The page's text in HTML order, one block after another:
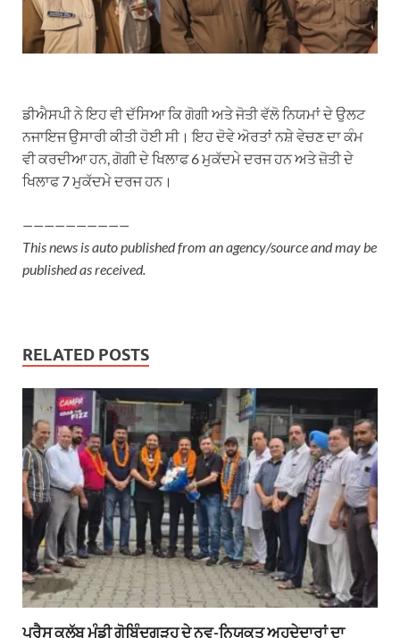
ਡੀਐਸਪੀ ਨੇ ਇਹ ਵੀ ਦੱਸਿਆ ਕਿ ਗੋਗੀ ਅਤੇ ਜੋਤੀ ਵੱਲੋ ਨਿਯਮਾਂ ਦੇ ਉਲਟ
ਨਜਾਇਜ ਉਸਾਰੀ ਕੀਤੀ ਹੋਈ ਸੀ। ਇਹ ਦੋਵੇ ਅੋਰਤਾਂ ਨਸ਼ੇ ਵੇਚਣ ਦਾ ਕੰਮ
ਵੀ ਕਰਦੀਆ ਹਨ, ਗੋਗੀ ਦੇ ਖਿਲਾਫ 6 ਮੁਕੱਦਮੇ ਦਰਜ ਹਨ ਅਤੇ ਜ਼ੋਤੀ ਦੇ
ਖਿਲਾਫ 7 ਮੁਕੱਦਮੇ ਦਰਜ ਹਨ।
——————————
This news is auto published from an agency/source and may be
published as received.
RELATED POSTS
ਪ੍ਰੈਸ ਕਲੱਬ ਮੰਡੀ ਗੋਬਿੰਦਗੜ੍ਹ ਦੇ ਨਵ-ਨਿਯੁਕਤ ਅਹੁਦੇਦਾਰਾਂ ਦਾ